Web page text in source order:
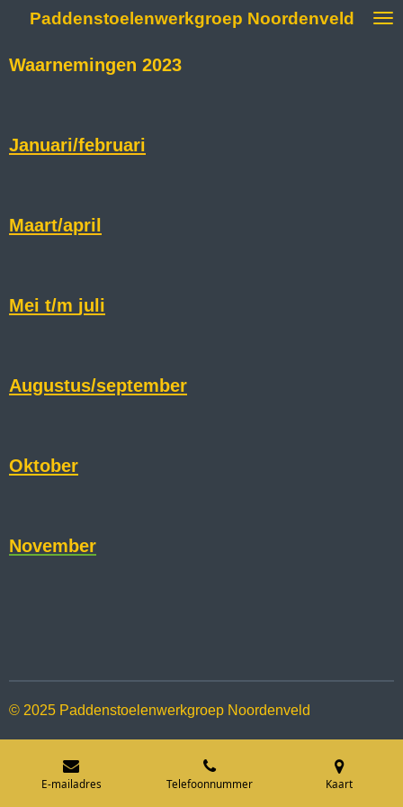
naar
Paddenstoelenwerkgroep Noordenveld
Waarnemingen 2023
Januari/februari
Maart/april
Mei t/m juli
Augustus/september
Oktober
November
© 2025 Paddenstoelenwerkgroep Noordenveld
E-mailadres Telefoonnummer Kaart